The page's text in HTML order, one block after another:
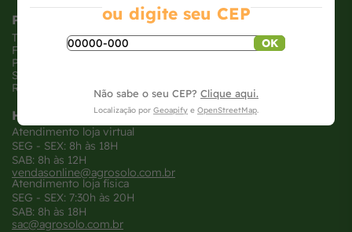
Políticas
Trocas e devoluções
Formas de pagamento
Políticas de entrega
Segurança e privacidade
Relatório Transparência Salarial
Horários
Atendimento loja virtual
SEG - SEX: 8h às 18H
SAB: 8h às 12H
vendasonline@agrosolo.com.br
Atendimento loja física
SEG - SEX: 7:30h às 20H
SAB: 8h às 18H
sac@agrosolo.com.br
ou digite seu CEP
OK
Não sabe o seu CEP? Clique aqui.
Localização por Geoapify e OpenStreetMap